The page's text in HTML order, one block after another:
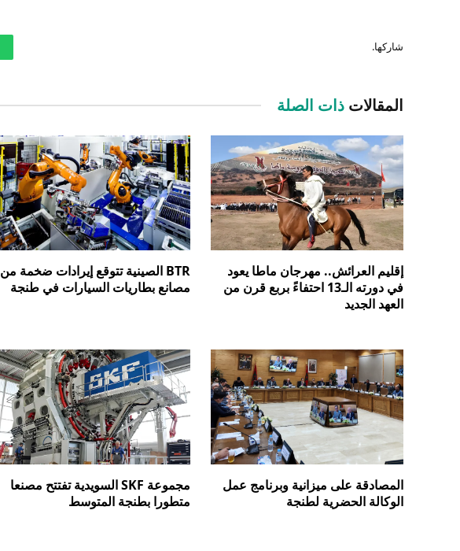
شاركها.
المقالات ذات الصلة
إقليم العرائش.. مهرجان ماطا يعود
في دورته الـ13 احتفاءً بربع قرن من
العهد الجديد
BTR الصينية تتوقع إيرادات ضخمة من
مصانع بطاريات السيارات في طنجة
المصادقة على ميزانية وبرنامج عمل
الوكالة الحضرية لطنجة
مجموعة SKF السويدية تفتتح مصنعا
متطورا بطنجة المتوسط